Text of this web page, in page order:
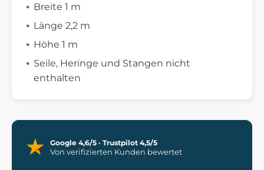
Breite 1 m
Länge 2,2 m
Höhe 1 m
Seile, Heringe und Stangen nicht
enthalten
Google 4,6/5 · Trustpilot 4,5/5
Von verifizierten Kunden bewertet